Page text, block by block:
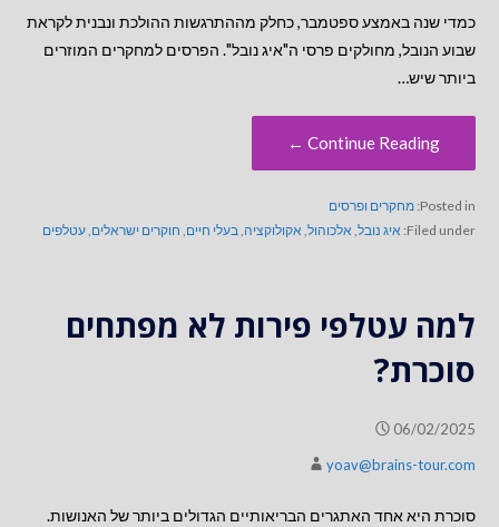
כמדי שנה באמצע ספטמבר, כחלק מההתרגשות ההולכת ונבנית לקראת
שבוע הנובל, מחולקים פרסי ה"איג נובל". הפרסים למחקרים המוזרים
ביותר שיש…
Continue Reading ←
Posted in: מחקרים ופרסים
Filed under: איג נובל, אלכוהול, אקולוקציה,בעלי חיים, חוקרים ישראלים,עטלפים
למה עטלפי פירות לא מפתחים
סוכרת?
06/02/2025
yoav@brains-tour.com
סוכרת היא אחד האתגרים הבריאותיים הגדולים ביותר של האנושות.